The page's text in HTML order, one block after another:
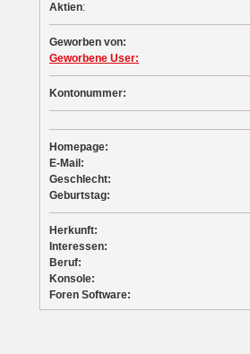
Aktien:
Geworben von:
Geworbene User:
Kontonummer:
Homepage:
E-Mail:
Geschlecht:
Geburtstag:
Herkunft:
Interessen:
Beruf:
Konsole:
Foren Software: